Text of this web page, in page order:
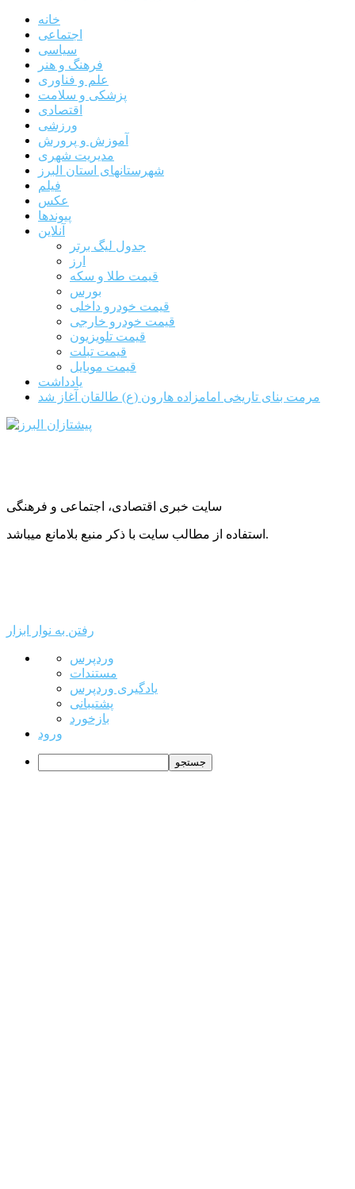
خانه
اجتماعی
سیاسی
فرهنگ و هنر
علم و فناوری
پزشکی و سلامت
اقتصادی
ورزشی
آموزش و پرورش
مدیریت شهری
شهرستانهای استان البرز
فیلم
عکس
پیوندها
آنلاین
جدول لیگ برتر
ارز
قیمت طلا و سکه
بورس
قیمت خودرو داخلی
قیمت خودرو خارجی
قیمت تلویزیون
قیمت تبلت
قیمت موبایل
یادداشت
مرمت بنای تاریخی امامزاده هارون (ع) طالقان آغاز شد
سایت خبری اقتصادی، اجتماعی و فرهنگی
استفاده از مطالب سایت با ذکر منبع بلامانع میباشد.
رفتن به نوار ابزار
درباره
وردپرس
وردپرس
مستندات
یادگیری وردپرس
پشتیبانی
بازخورد
ورود
جستجو